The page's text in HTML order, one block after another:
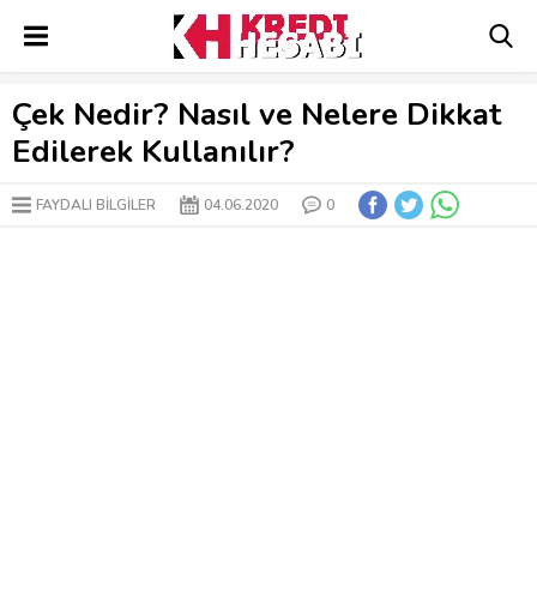
Çek Nedir? Nasıl ve Nelere Dikkat
Edilerek Kullanılır?
FAYDALI BİLGİLER 04.06.2020 0